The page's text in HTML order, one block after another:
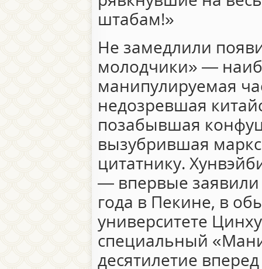
штабам!»
Не замедлили
молодчики» —
манипулируемая
недозревшая
позабывшая
вызубрившая
цитатнику.
— впервые заявили
года в Пекине, в
университете
специальный
десятилетие